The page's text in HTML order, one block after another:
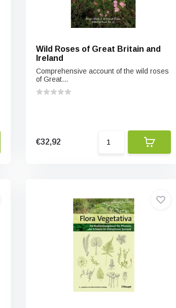
Wild Roses of Great Britain and
Ireland
Comprehensive account of the wild roses
of Great...
€32,92